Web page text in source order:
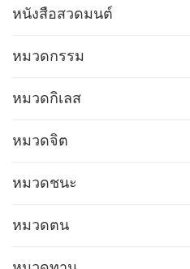
หนังสือสวดมนต์
หมวดกรรม
หมวดกิเลส
หมวดจิต
หมวดชนะ
หมวดตน